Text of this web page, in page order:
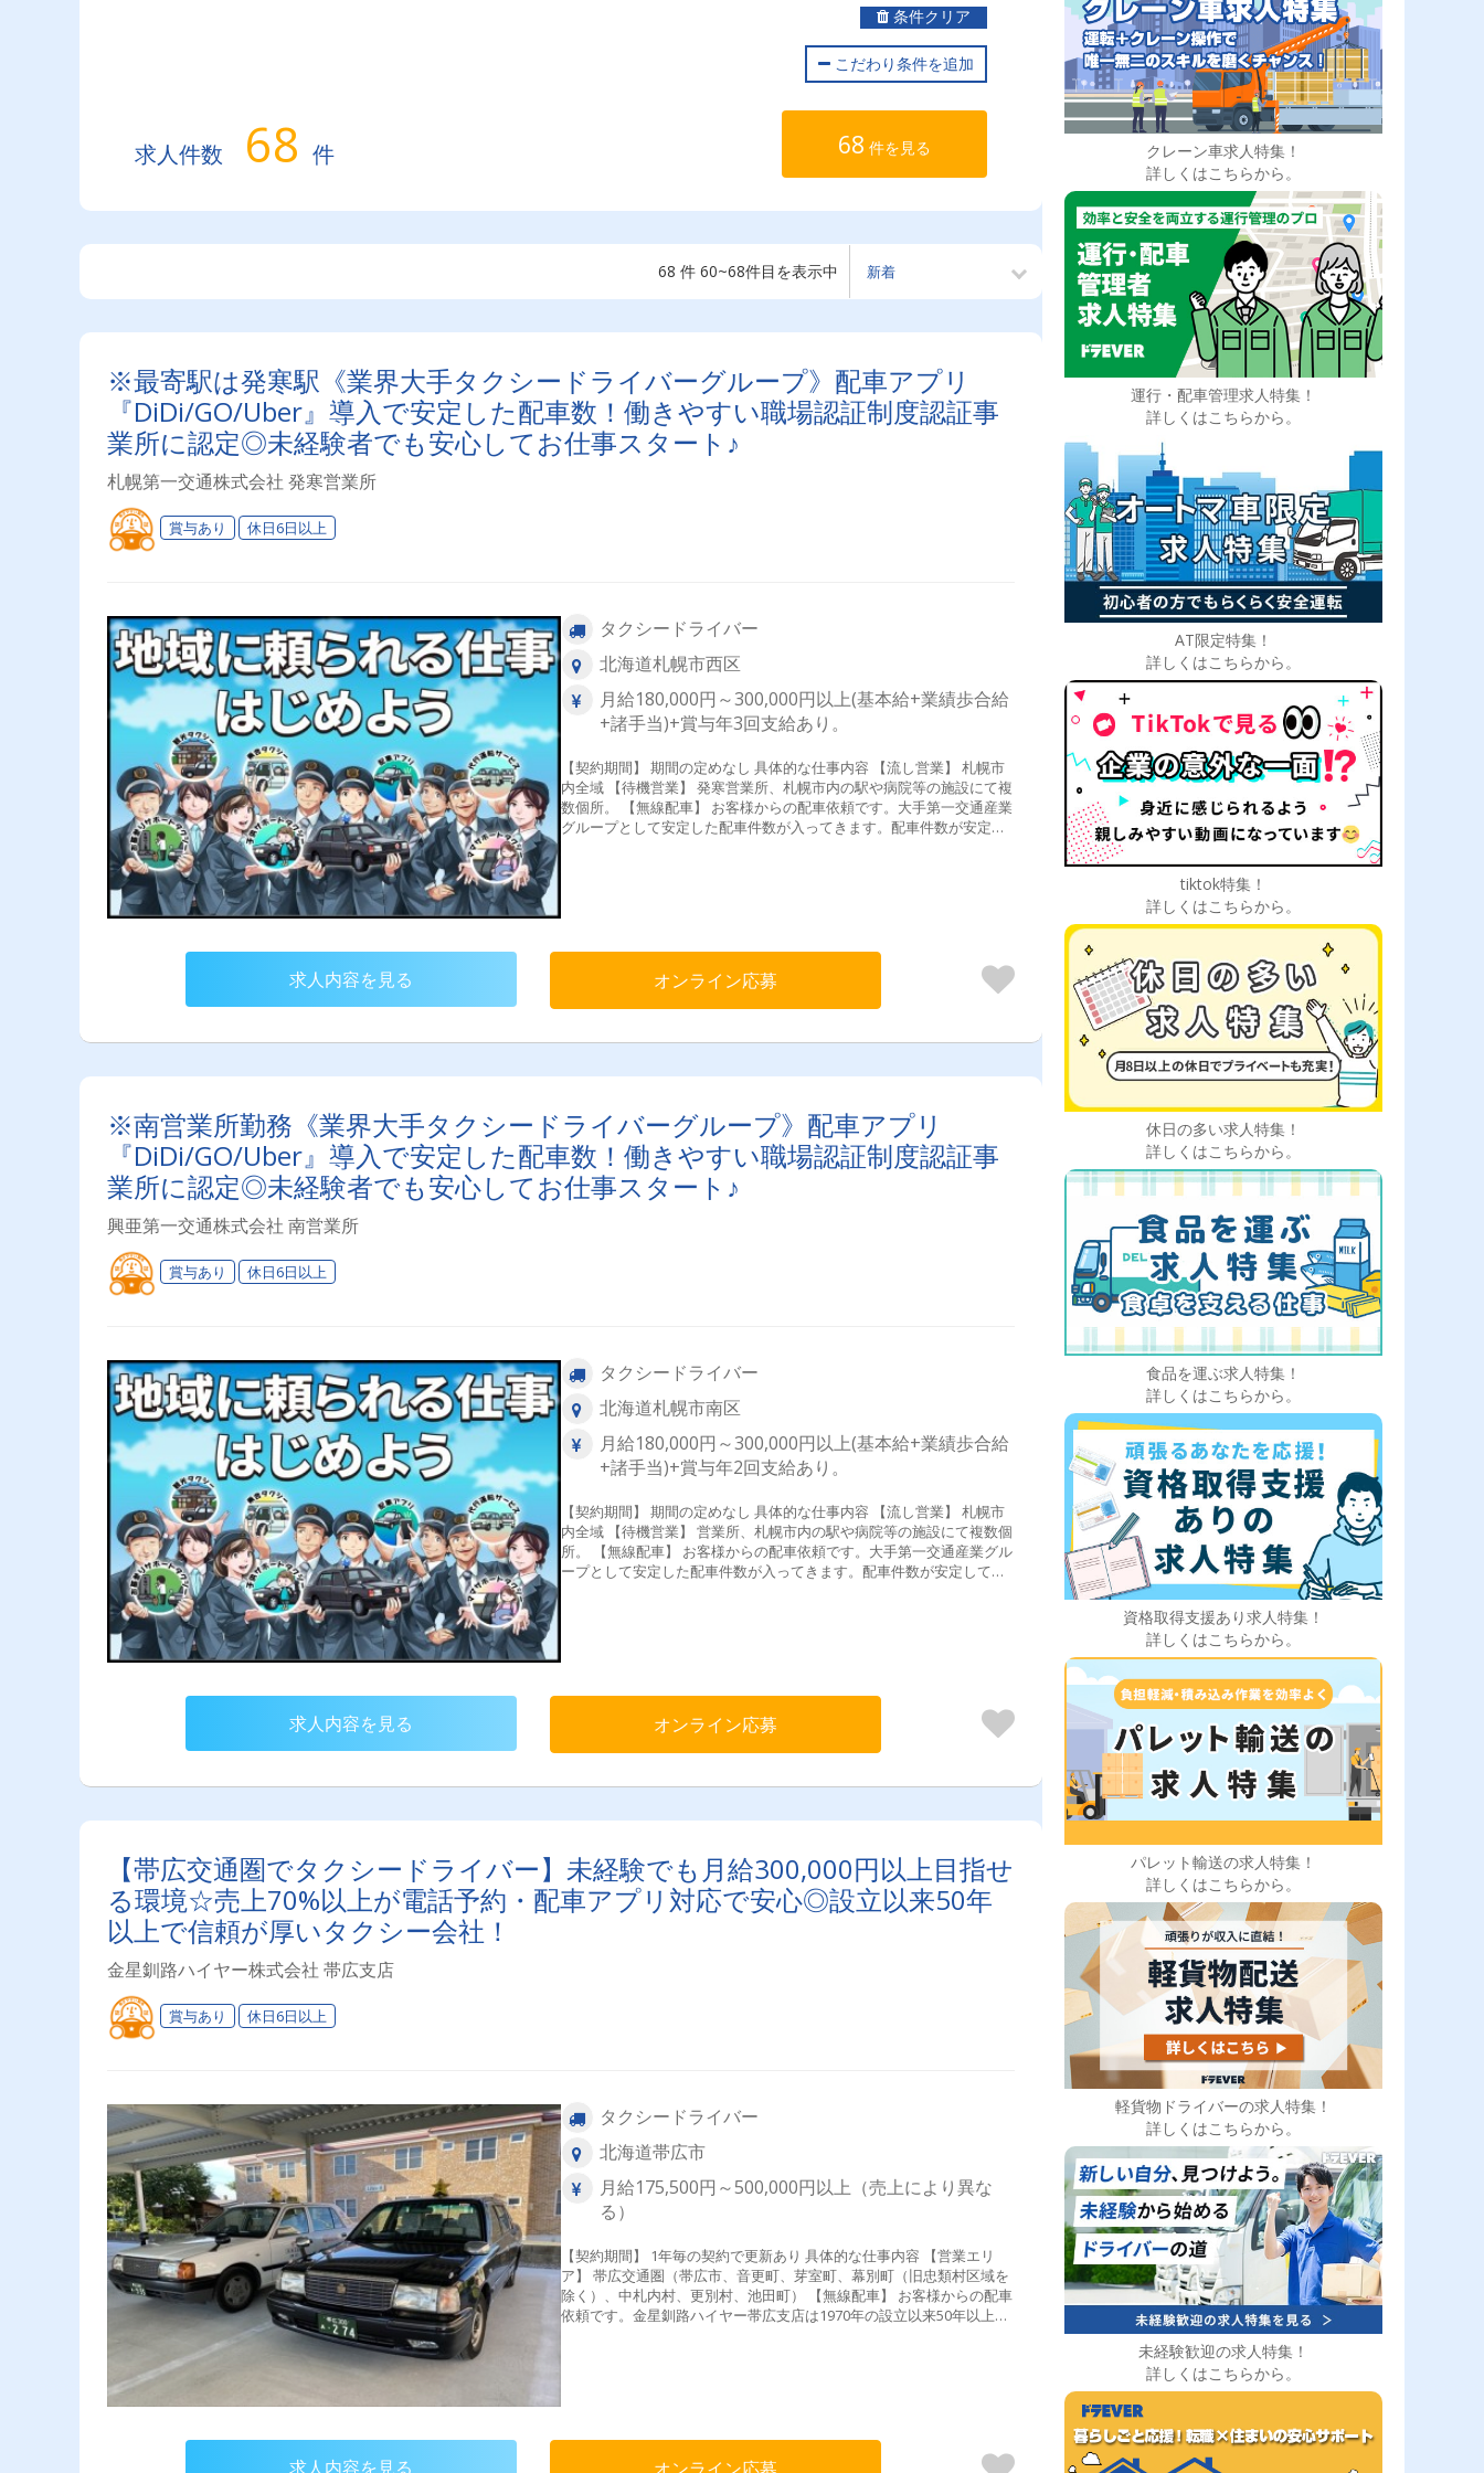
条件クリア
こだわり条件を追加
求人件数 68 件 68 件を見る
68 件 60~68件目を表示中
※最寄駅は発寒駅《業界大手タクシードライバーグループ》配車アプリ
『DiDi/GO/Uber』導入で安定した配車数！働きやすい職場認証制度認証事
業所に認定◎未経験者でも安心してお仕事スタート♪
札幌第一交通株式会社 発寒営業所
賞与あり 休日6日以上
タクシードライバー
北海道札幌市西区
月給180,000円～300,000円以上(基本給+業績歩合給
+諸手当)+賞与年3回支給あり。
【契約期間】 期間の定めなし 具体的な仕事内容 【流し営業】 札幌市
内全域 【待機営業】 発寒営業所、札幌市内の駅や病院等の施設にて複
数個所。 【無線配車】 お客様からの配車依頼です。大手第一交通産業
グループとして安定した配車件数が入ってきます。配車件数が安定し
未経験で50代や60代からでも活躍できるのがタクシードライバーのお
仕事です！実際に主婦（夫）・中高年・シニア層の仲間がたくさん在
全国で3,284社（2022年3月30日時点）しか認証されていない中の1社
認証を取得できます。 国土交通省もお墨付きの第一交通産業グループ
で、安心したドライバー生活を送りましょう！ 【女性ドライバー応援
企業】 国土交通省の定める以下の３点を満たし「女性ドライバー応援
企業」として認定をいただいてます！ [1]雇用目標：女性ドライバーの
雇用目標を設定していること [2]労働環境：女性ドライバーを含め、従
も応募ＯＫ！ ◆管理職登用制度あり！ ◆60代も歓迎！ 【受動喫煙対
策】 車内禁煙
求人内容を見る オンライン応募
※南営業所勤務《業界大手タクシードライバーグループ》配車アプリ
『DiDi/GO/Uber』導入で安定した配車数！働きやすい職場認証制度認証事
業所に認定◎未経験者でも安心してお仕事スタート♪
興亜第一交通株式会社 南営業所
賞与あり 休日6日以上
タクシードライバー
北海道札幌市南区
月給180,000円～300,000円以上(基本給+業績歩合給
+諸手当)+賞与年2回支給あり。
【契約期間】 期間の定めなし 具体的な仕事内容 【流し営業】 札幌市
内全域 【待機営業】 営業所、札幌市内の駅や病院等の施設にて複数個
所。 【無線配車】 お客様からの配車依頼です。大手第一交通産業グル
ープとして安定した配車件数が入ってきます。配車件数が安定して入
がタクシードライバーのお仕事です！実際に主婦（夫）・中高年・シ
ニア層の仲間がたくさん在籍してご活躍していますよ！ 【働きやすい
職場認証制度認証事業所】 全国で3,284社（2022年3月30日時点）しか
この制度は、[1]法令遵守等、[2]労働時間・休日、[3]心身の健康、[4]
う！ 【女性ドライバー応援企業】 国土交通省の定める以下の３点を満
たし「女性ドライバー応援企業」として認定をいただいてます！ [1]雇
用目標：女性ドライバーの雇用目標を設定していること [2]労働環境：
煙対策】 車内禁煙
求人内容を見る オンライン応募
【帯広交通圏でタクシードライバー】未経験でも月給300,000円以上目指せ
る環境☆売上70%以上が電話予約・配車アプリ対応で安心◎設立以来50年
以上で信頼が厚いタクシー会社！
金星釧路ハイヤー株式会社 帯広支店
賞与あり 休日6日以上
タクシードライバー
北海道帯広市
月給175,500円～500,000円以上（売上により異な
る）
【契約期間】 1年毎の契約で更新あり 具体的な仕事内容 【営業エリ
ア】 帯広交通圏（帯広市、音更町、芽室町、幕別町（旧忠類村区域を
除く）、中札内村、更別村、池田町） 【無線配車】 お客様からの配車
依頼です。金星釧路ハイヤー帯広支店は1970年の設立以来50年以上に
アプリ「GO」導入！】 TVCM等で話題！2000万DLを突破している配
求人内容を見る
クレーン車求人特集！
詳しくはこちらから。
運行・配車管理求人特集！
詳しくはこちらから。
AT限定特集！
詳しくはこちらから。
tiktok特集！
詳しくはこちらから。
休日の多い求人特集！
詳しくはこちらから。
食品を運ぶ求人特集！
詳しくはこちらから。
資格取得支援あり求人特集！
詳しくはこちらから。
パレット輸送の求人特集！
詳しくはこちらから。
軽貨物ドライバーの求人特集！
詳しくはこちらから。
未経験歓迎の求人特集！
詳しくはこちらから。